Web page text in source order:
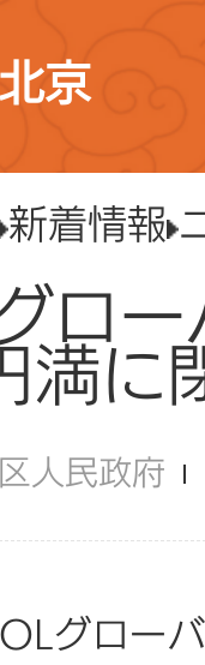
京
新着情報
ロ
満に
人民政府
グロー